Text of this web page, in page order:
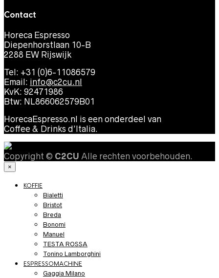
Contact
Horeca Espresso
Diepenhorstlaan 10-B
2288 EW Rijswijk
Tel: +31 (0)6-11086579
Email: info@c2cu.nl
KvK: 92471986
Btw: NL866062579B01
HorecaEspresso.nl is een onderdeel van
Coffee & Drinks d’Italia.
Copyright © C2CU Alle rechten voorbehouden.
×
KOFFIE
Bialetti
Bristot
Breda
Bonomi
Manuel
TESTA ROSSA
Tonino Lamborghini
ESPRESSOMACHINE
Gaggia Milano